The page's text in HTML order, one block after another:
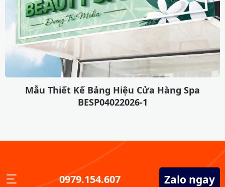
Mẫu Thiết Kế Bảng Hiệu Cửa Hàng Spa
BESP04022026-1
0979.154.607 Zalo ngay